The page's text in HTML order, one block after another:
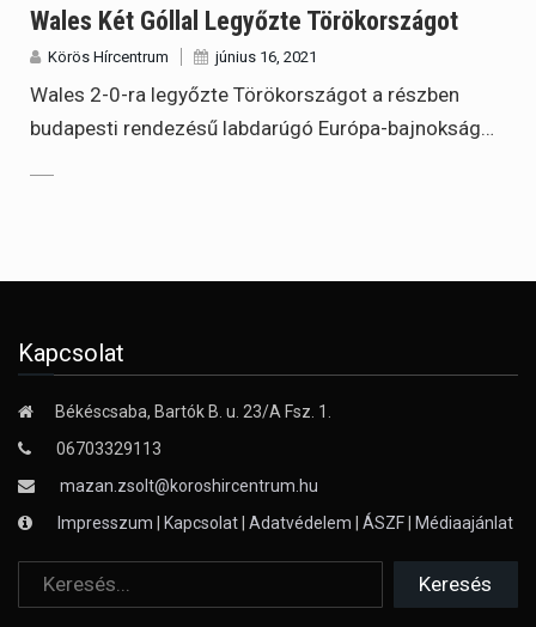
Wales Két Góllal Legyőzte Törökországot
Körös Hírcentrum június 16, 2021
Wales 2-0-ra legyőzte Törökországot a részben
budapesti rendezésű labdarúgó Európa-bajnokság…
Kapcsolat
Békéscsaba, Bartók B. u. 23/A Fsz. 1.
06703329113
mazan.zsolt@koroshircentrum.hu
Impresszum | Kapcsolat| Adatvédelem | ÁSZF| Médiaajánlat